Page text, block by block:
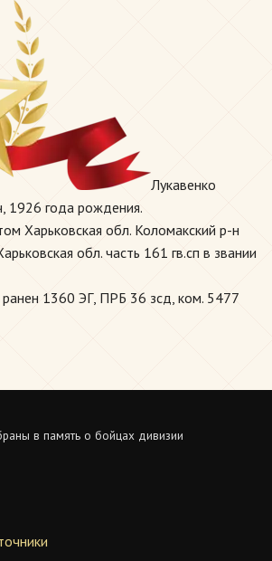
Лукавенко
1926 года рождения.
Харьковская обл. Коломакский р-н
обл. часть 161 гв.сп в звании
1360 ЭГ, ПРБ 36 зсд, ком. 5477
в память о бойцах дивизии